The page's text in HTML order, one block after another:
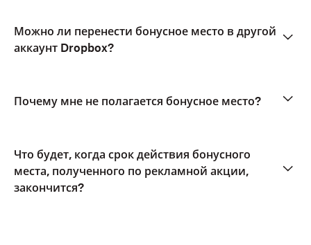
Можно ли перенести бонусное место в другой
аккаунт Dropbox?
Почему мне не полагается бонусное место?
Что будет, когда срок действия бонусного
места, полученного по рекламной акции,
закончится?